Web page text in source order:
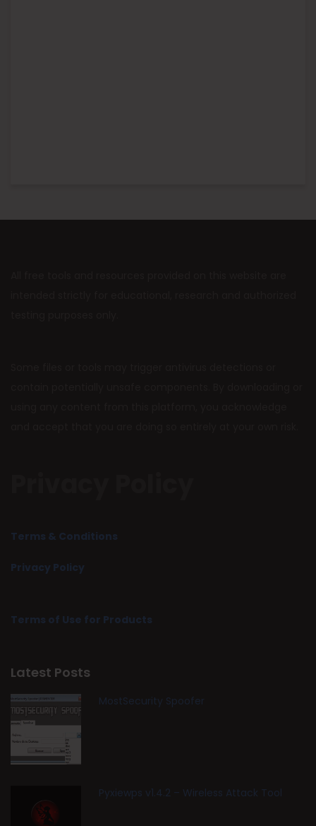
Terms & Conditions
Privacy Policy
Terms of Use for Products
Latest Posts
MostSecurity Spoofer
Pyxiewps v1.4.2 – Wireless Attack Tool